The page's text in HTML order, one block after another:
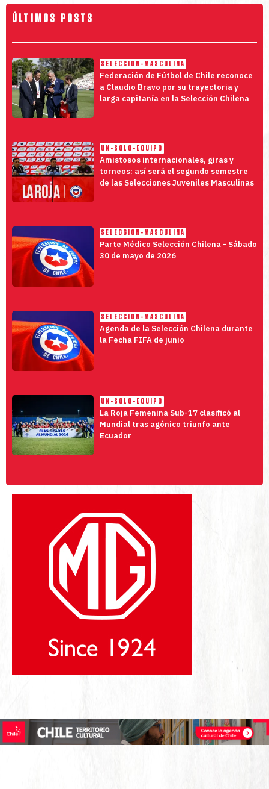
ÚLTIMOS POSTS
SELECCION-MASCULINA
Federación de Fútbol de Chile reconoce
a Claudio Bravo por su trayectoria y
larga capitanía en la Selección Chilena
UN-SOLO-EQUIPO
Amistosos internacionales, giras y
torneos: así será el segundo semestre
de las Selecciones Juveniles Masculinas
SELECCION-MASCULINA
Parte Médico Selección Chilena - Sábado
30 de mayo de 2026
SELECCION-MASCULINA
Agenda de la Selección Chilena durante
la Fecha FIFA de junio
UN-SOLO-EQUIPO
La Roja Femenina Sub-17 clasificó al
Mundial tras agónico triunfo ante
Ecuador